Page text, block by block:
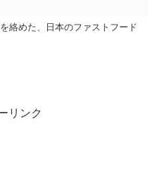
絡めた、日本のファストフード
リンク